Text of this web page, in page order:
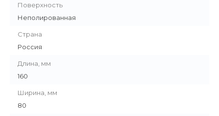
Поверхность
Неполированная
Страна
Россия
Длина, мм
160
Ширина, мм
80